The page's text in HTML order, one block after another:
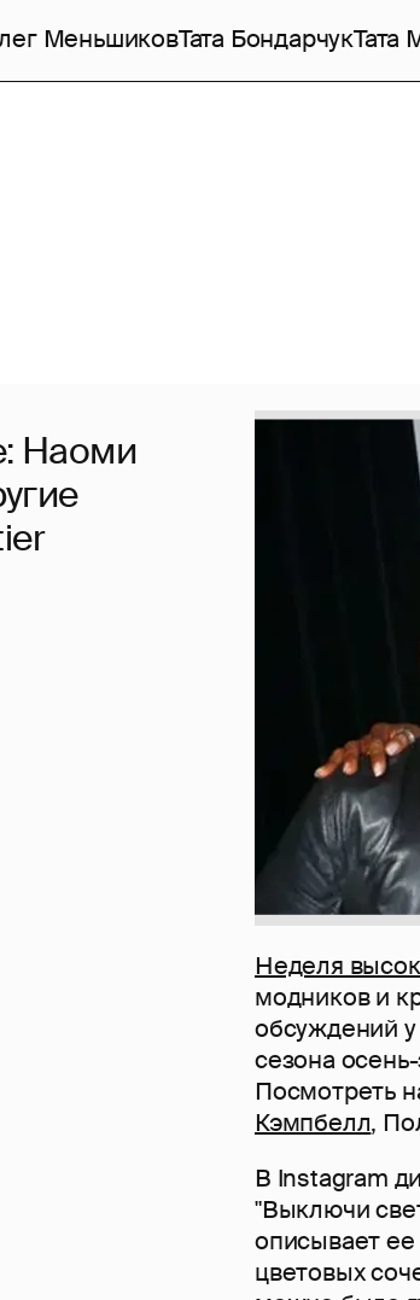
МеньшиковТата БондарчукТата
Неделя
модников и
обсуждений
сезона
Посмотреть
Кэмпбелл,
В Instagram
"Выключи
описывает
цветовых
Наоми